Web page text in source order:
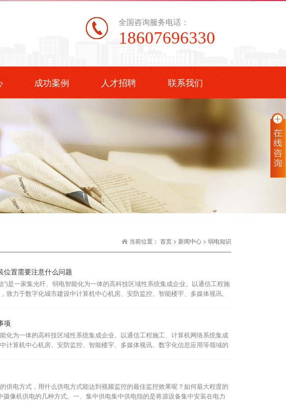
全国咨询服务电话：
18607696330
成功案例 人才招聘 联系我们
当前位置： 首页 > 新闻中心 > 弱电知识
位置需要注意什么问题
是一家集光纤、弱电智能化为一体的高科技区域性系统集成企业。以通信工程施
力于数字化城市建设中计算机中心机房、安防监控、智能楼宇、多媒体视讯、
项
化为一体的高科技区域性系统集成企业。以通信工程施工、计算机网络系统集成
计算机中心机房、安防监控、智能楼宇、多媒体视讯、数字化信息应用等领域的
供电方式，用什么供电方式能达到视频监控的最佳监控效果呢？如何最大程度的
像机供电的几种方式。一、集中供电集中供电指的是将源设备集中安装在电力